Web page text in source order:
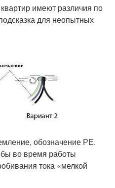
имеют различия по
для неопытных
обозначение РЕ.
во время работы
тока «мелкой